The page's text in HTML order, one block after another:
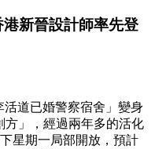
港新晉設計師率先登
活道已婚警察宿舍」變身
方」，經過兩年多的活化
星期一局部開放，預計